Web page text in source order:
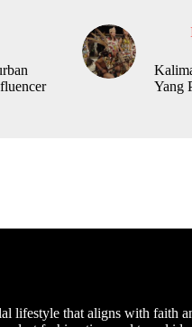
Yang
lifestyle that aligns with faith